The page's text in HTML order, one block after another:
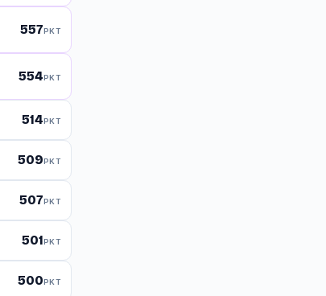
557PKT
554PKT
514PKT
509PKT
507PKT
501PKT
500PKT